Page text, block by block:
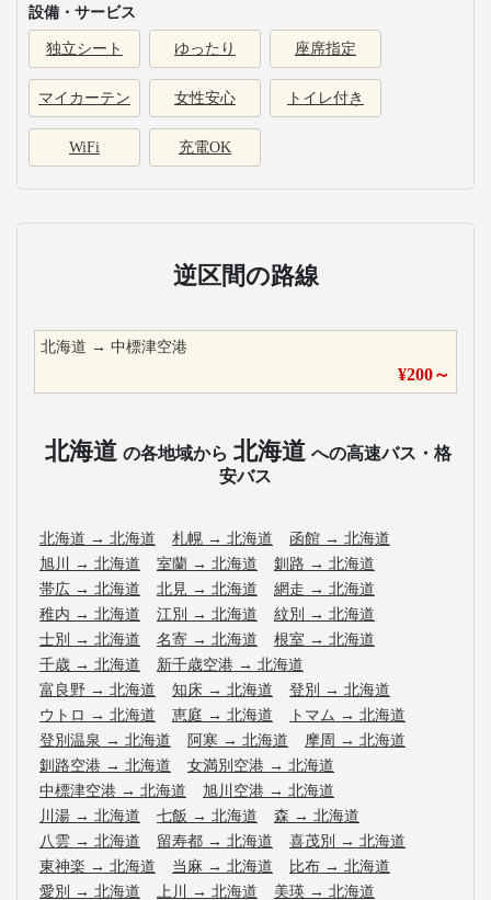
設備・サービス
独立シート ゆったり 座席指定
マイカーテン 女性安心 トイレ付き
WiFi 充電OK
逆区間の路線
北海道 → 中標津空港
¥200～
北海道 の各地域から 北海道 への高速バス・格
安バス
北海道 → 北海道 札幌 → 北海道 函館 → 北海道
旭川
→ 北海道 室蘭 → 北海道 釧路 → 北海道
帯広 → 北海道 北見 → 北海道 網走 → 北海道
稚内 → 北海道 江別 → 北海道 紋別 → 北海道
士別 → 北海道 名寄 → 北海道 根室 → 北海道
千歳 → 北海道 新千歳空港 → 北海道
富良野 → 北海道 知床 → 北海道 登別 → 北海道
ウトロ → 北海道 恵庭 → 北海道 トマム → 北海道
登別温泉 → 北海道 阿寒 → 北海道 摩周 → 北海道
釧路空港 → 北海道 女満別空港 → 北海道
中標津空港 → 北海道 旭川空港 → 北海道
川湯 → 北海道 七飯 → 北海道 森 → 北海道
八雲 → 北海道 留寿都 → 北海道 喜茂別 → 北海道
東神楽 → 北海道 当麻 → 北海道 比布 → 北海道
愛別 → 北海道 上川 → 北海道 美瑛 → 北海道